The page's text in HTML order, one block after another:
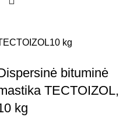
10 kg
bituminė
TECTOIZOL,
kg